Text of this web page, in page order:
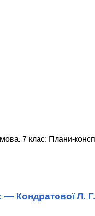
мова. 7 клас: Плани-
Кондратової Л.